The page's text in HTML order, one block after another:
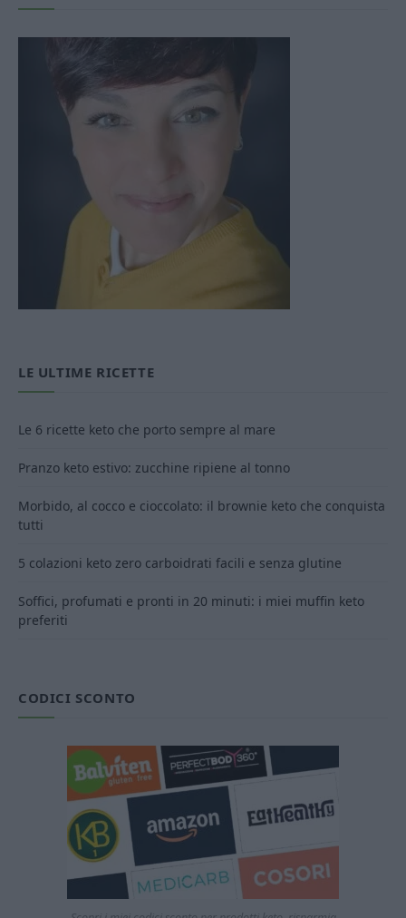
LE ULTIME RICETTE
Le 6 ricette keto che porto sempre al mare
Pranzo keto estivo: zucchine ripiene al tonno
Morbido, al cocco e cioccolato: il brownie keto che conquista
tutti
5 colazioni keto zero carboidrati facili e senza glutine
Soffici, profumati e pronti in 20 minuti: i miei muffin keto
preferiti
CODICI SCONTO